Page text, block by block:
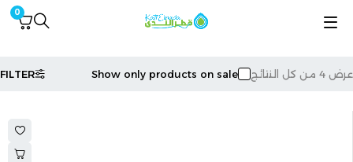
0
FILTER كل النتائج Show only products on sale